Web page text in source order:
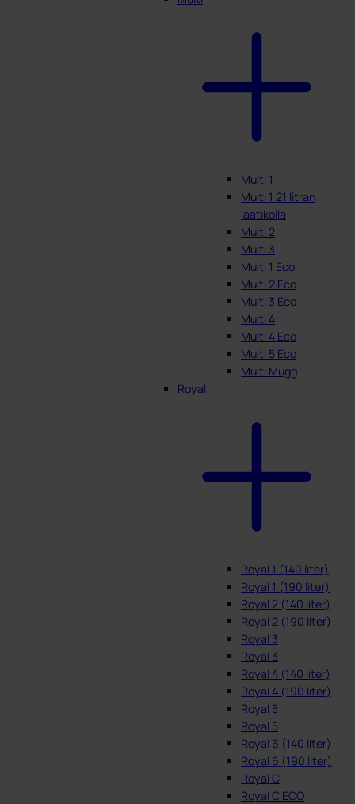
Multi 1
Multi 1 21 litran
laatikolla
Multi 2
Multi 3
Multi 1 Eco
Multi 2 Eco
Multi 3 Eco
Multi 4
Multi 4 Eco
Multi 5 Eco
Multi Mugg
Royal
Royal 1 (140 liter)
Royal 1 (190 liter)
Royal 2 (140 liter)
Royal 2 (190 liter)
Royal 3
Royal 3
Royal 4 (140 liter)
Royal 4 (190 liter)
Royal 5
Royal 5
Royal 6 (140 liter)
Royal 6 (190 liter)
Royal C
Royal C ECO